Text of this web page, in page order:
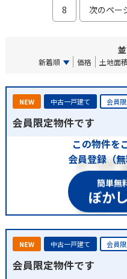
8 次のペー
新着順 価格 土地面積
NEW 中古一戸建て 会員
会員限定物件です
この物件を
会員登録（無
簡単無
ぼか
NEW 中古一戸建て 会員
会員限定物件です